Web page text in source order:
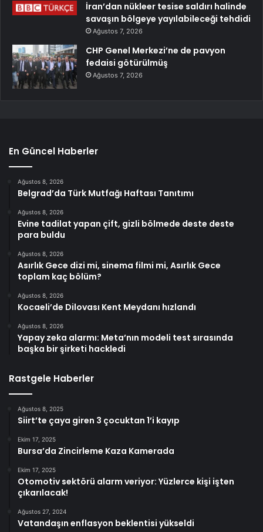
İran’dan nükleer tesise saldırı halinde
savaşın bölgeye yayılabileceği tehdidi
Ağustos 7, 2026
CHP Genel Merkezi’ne de pavyon
fedaisi götürülmüş
Ağustos 7, 2026
En Güncel Haberler
Ağustos 8, 2026
Belgrad’da Türk Mutfağı Haftası Tanıtımı
Ağustos 8, 2026
Evine tadilat yapan çift, gizli bölmede deste deste
para buldu
Ağustos 8, 2026
Asırlık Gece dizi mi, sinema filmi mi, Asırlık Gece
toplam kaç bölüm?
Ağustos 8, 2026
Kocaeli’de Dilovası Kent Meydanı hızlandı
Ağustos 8, 2026
Yapay zeka alarmı: Meta’nın modeli test sırasında
başka bir şirketi hackledi
Rastgele Haberler
Ağustos 8, 2025
Siirt’te çaya giren 3 çocuktan 1’i kayıp
Ekim 17, 2025
Bursa’da Zincirleme Kaza Kamerada
Ekim 17, 2025
Otomotiv sektörü alarm veriyor: Yüzlerce kişi işten
çıkarılacak!
Ağustos 27, 2024
Vatandaşın enflasyon beklentisi yükseldi